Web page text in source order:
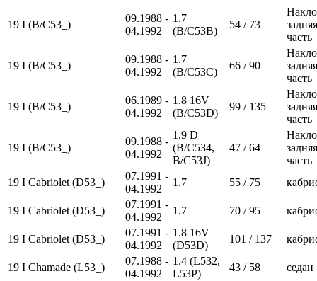
19 I (B/C53_)
09.1988 -
04.1992
1.7
(B/C53B)
54 / 73
задняя
часть
19 I (B/C53_)
09.1988 -
04.1992
1.7
(B/C53C)
66 / 90
задняя
часть
19 I (B/C53_)
06.1989 -
04.1992
1.8 16V
(B/C53D)
99 / 135
задняя
часть
19 I (B/C53_)
09.1988 -
04.1992
1.9 D
(B/C534,
B/C53J)
47 / 64
задняя
часть
19 I Cabriolet (D53_)
07.1991 -
04.1992
1.7 55 / 75
19 I Cabriolet (D53_)
07.1991 -
04.1992
1.7 70 / 95
19 I Cabriolet (D53_)
07.1991 -
04.1992
1.8 16V
(D53D)
101 / 137
19 I Chamade (L53_)
07.1988 -
04.1992
1.4 (L532,
L53P)
43 / 58 седан